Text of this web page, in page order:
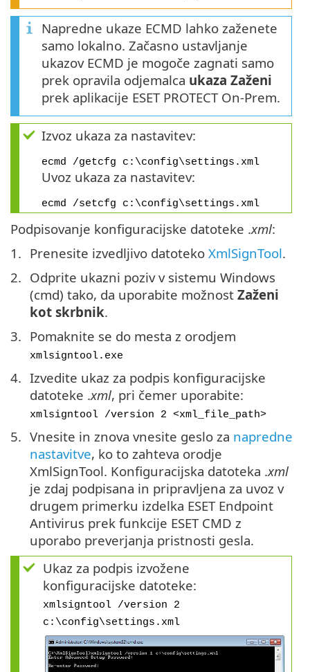
Napredne ukaze ECMD lahko zaženete
samo lokalno. Začasno ustavljanje
ukazov ECMD je mogoče zagnati samo
prek opravila odjemalca ukaza Zaženi
prek aplikacije ESET PROTECT On-Prem.
Izvoz ukaza za nastavitev:
ecmd /getcfg c:\config\settings.xml
Uvoz ukaza za nastavitev:
ecmd /setcfg c:\config\settings.xml
Podpisovanje konfiguracijske datoteke .xml:
Prenesite izvedljivo datoteko XmlSignTool.
Odprite ukazni poziv v sistemu Windows
(cmd) tako, da uporabite možnost Zaženi
kot skrbnik.
Pomaknite se do mesta z orodjem
xmlsigntool.exe
Izvedite ukaz za podpis konfiguracijske
datoteke .xml, pri čemer uporabite:
xmlsigntool /version 2 <xml_file_path>
Vnesite in znova vnesite geslo za napredne
nastavitve, ko to zahteva orodje
XmlSignTool. Konfiguracijska datoteka .xml
je zdaj podpisana in pripravljena za uvoz v
drugem primerku izdelka ESET Endpoint
Antivirus prek funkcije ESET CMD z
uporabo preverjanja pristnosti gesla.
Ukaz za podpis izvožene
konfiguracijske datoteke:
xmlsigntool /version 2
c:\config\settings.xml